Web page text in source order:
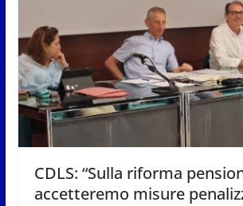
CDLS: “Sulla riforma
accetteremo misure